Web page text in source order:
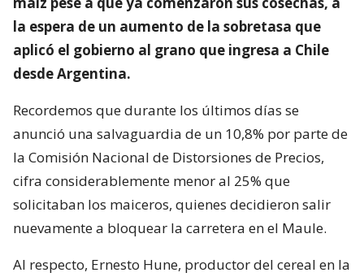
la espera de un aumento de la sobretasa que
aplicó el gobierno al grano que ingresa a Chile
desde Argentina.
Recordemos que durante los últimos días se
anunció una salvaguardia de un 10,8% por parte de
la Comisión Nacional de Distorsiones de Precios,
cifra considerablemente menor al 25% que
solicitaban los maiceros, quienes decidieron salir
nuevamente a bloquear la carretera en el Maule.
Al respecto, Ernesto Hune, productor del cereal en la